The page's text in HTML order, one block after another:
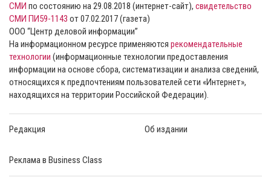
СМИ по состоянию на 29.08.2018 (интернет-сайт), свидетельство
СМИ ПИ59-1143 от 07.02.2017 (газета)
ООО “Центр деловой информации”
На информационном ресурсе применяются рекомендательные
технологии (информационные технологии предоставления
информации на основе сбора, систематизации и анализа сведений,
относящихся к предпочтениям пользователей сети «Интернет»,
находящихся на территории Российской Федерации).
Редакция Об издании
Реклама в Business Class